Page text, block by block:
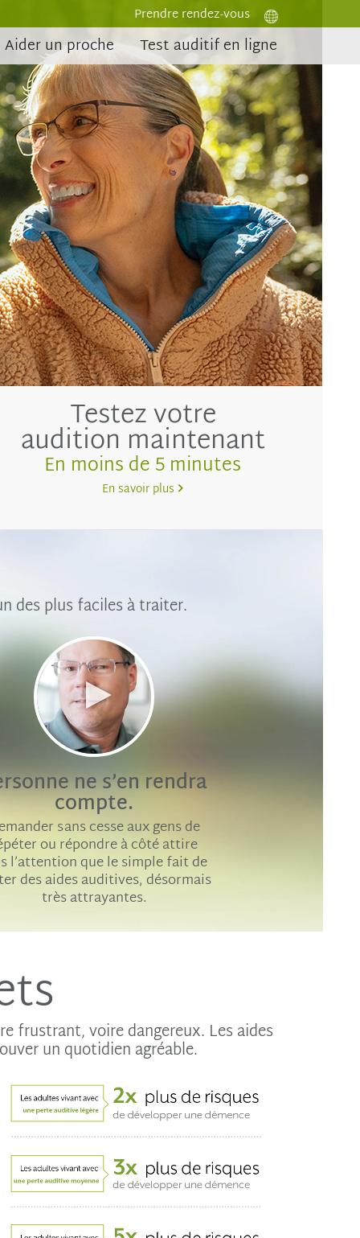
Prendre rendez-vous
Aider un proche Test auditif en ligne
pour
Testez votre
audition maintenant
En moins de 5 minutes
En savoir plus
des plus faciles à traiter.
Lire
la
vidéo
ne s’en rendra
compte.
sans cesse aux gens de
ou répondre à côté attire
l’attention que le simple fait de
des aides auditives, désormais
très attrayantes.
frustrant, voire dangereux. Les aides
un quotidien agréable.